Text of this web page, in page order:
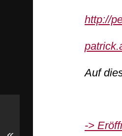
http://
Auf
->